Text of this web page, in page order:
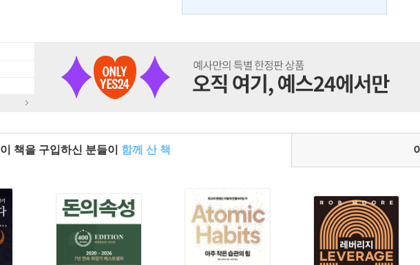
이 책을 구입하신 분들이 함께 산 책